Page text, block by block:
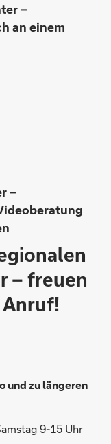
–
an einem
–
– freuen
Anruf!
und zu längeren
9-15 Uhr